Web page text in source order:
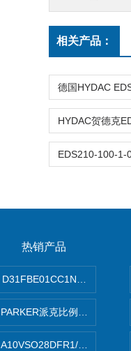
相关产品：
热销产品
PARKER派克比例阀 柱塞泵
A10VSO28DFR1/